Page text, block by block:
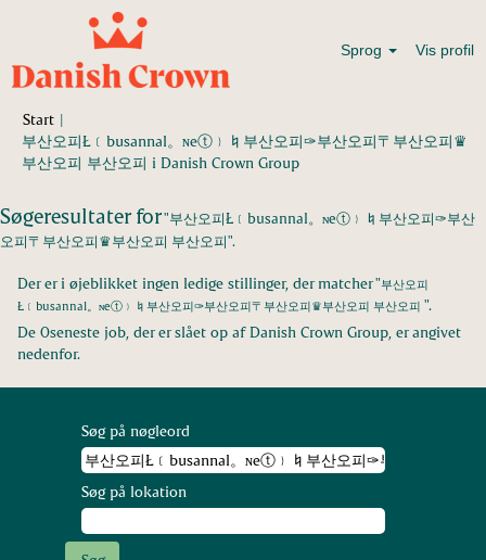
Sprog Vis profil
Start |
부산오피Ł﹝busannal。ɴeⓣ﹜♮부산오피✑부산오피〒부산오피♛
부산오피 부산오피 i Danish Crown Group(aktuel
Søgeresultater for"부산오피Ł﹝busannal。ɴeⓣ﹜♮부산오피✑부산
오피〒부산오피♛부산오피 부산오피".
Der er i øjeblikket ingen ledige stillinger, der matcher "부산오피
Ł﹝busannal。ɴeⓣ﹜♮부산오피✑부산오피〒부산오피♛부산오피 부산오피 ".
De 0seneste job, der er slået op af Danish Crown Group, er angivet
nedenfor.
Søg på nøgleord
Søg på lokation